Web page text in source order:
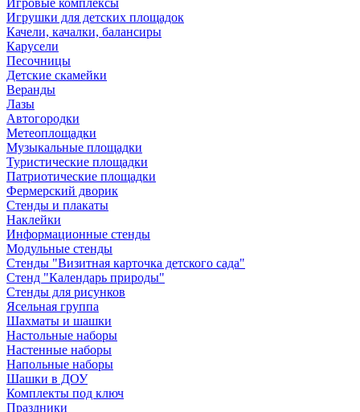
Игровые комплексы
Игрушки для детских площадок
Качели, качалки, балансиры
Карусели
Песочницы
Детские скамейки
Веранды
Лазы
Автогородки
Метеоплощадки
Музыкальные площадки
Туристические площадки
Патриотические площадки
Фермерский дворик
Стенды и плакаты
Наклейки
Информационные стенды
Модульные стенды
Стенды "Визитная карточка детского сада"
Стенд "Календарь природы"
Стенды для рисунков
Ясельная группа
Шахматы и шашки
Настольные наборы
Настенные наборы
Напольные наборы
Шашки в ДОУ
Комплекты под ключ
Праздники